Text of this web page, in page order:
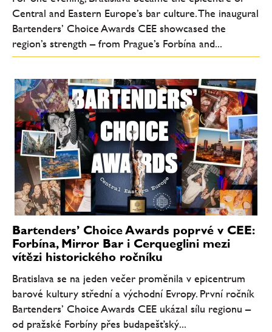
Central and Eastern Europe’s bar culture. The inaugural
Bartenders’ Choice Awards CEE showcased the
region’s strength – from Prague’s Forbína and...
Bartenders’ Choice Awards poprvé v CEE:
Forbína, Mirror Bar i Cerqueglini mezi
vítězi historického ročníku
Bratislava se na jeden večer proměnila v epicentrum
barové kultury střední a východní Evropy. První ročník
Bartenders’ Choice Awards CEE ukázal sílu regionu –
od pražské Forbíny přes budapešťský...